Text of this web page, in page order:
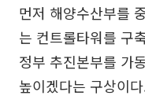
먼저 해양수산부를
는 컨트롤타워를 구
정부 추진본부를 가
높이겠다는 구상이